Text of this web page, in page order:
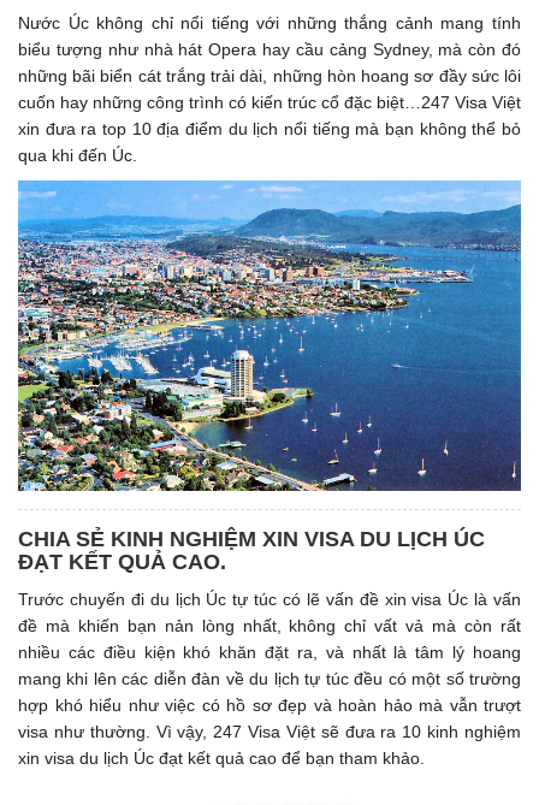
Nước Úc không chỉ nổi tiếng với những thắng cảnh mang tính
biểu tượng như nhà hát Opera hay cầu cảng Sydney, mà còn đó
những bãi biển cát trắng trải dài, những hòn hoang sơ đầy sức lôi
cuốn hay những công trình có kiến trúc cổ đặc biệt…247 Visa Việt
xin đưa ra top 10 địa điểm du lịch nổi tiếng mà bạn không thể bỏ
qua khi đến Úc.
CHIA SẺ KINH NGHIỆM XIN VISA DU LỊCH ÚC
ĐẠT KẾT QUẢ CAO.
Trước chuyến đi du lịch Úc tự túc có lẽ vấn đề xin visa Úc là vấn
đề mà khiến bạn nản lòng nhất, không chỉ vất vả mà còn rất
nhiều các điều kiện khó khăn đặt ra, và nhất là tâm lý hoang
mang khi lên các diễn đàn về du lịch tự túc đều có một số trường
hợp khó hiểu như việc có hồ sơ đẹp và hoàn hảo mà vẫn trượt
visa như thường. Vì vậy, 247 Visa Việt sẽ đưa ra 10 kinh nghiệm
xin visa du lịch Úc đạt kết quả cao để bạn tham khảo.